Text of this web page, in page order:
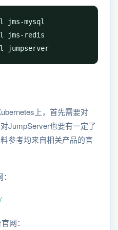
jms-mysql
jms-redis
jumpserver
上，首先需要对
JumpServer也要有一定了
参考均来自相关产品的官
网：